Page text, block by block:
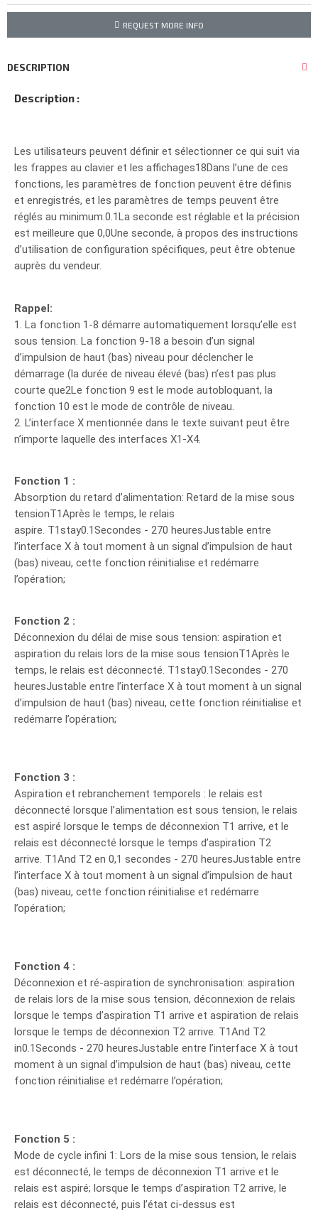
REQUEST MORE INFO
DESCRIPTION
Description :
Les utilisateurs peuvent définir et sélectionner ce qui suit via
les frappes au clavier et les affichages18Dans l’une de ces
fonctions, les paramètres de fonction peuvent être définis
et enregistrés, et les paramètres de temps peuvent être
réglés au minimum.0.1La seconde est réglable et la précision
est meilleure que 0,0Une seconde, à propos des instructions
d’utilisation de configuration spécifiques, peut être obtenue
auprès du vendeur.
Rappel:
1. La fonction 1-8 démarre automatiquement lorsqu’elle est
sous tension. La fonction 9-18 a besoin d’un signal
d’impulsion de haut (bas) niveau pour déclencher le
démarrage (la durée de niveau élevé (bas) n’est pas plus
courte que2Le fonction 9 est le mode autobloquant, la
fonction 10 est le mode de contrôle de niveau.
2. L’interface X mentionnée dans le texte suivant peut être
n’importe laquelle des interfaces X1-X4.
Fonction 1 :
Absorption du retard d’alimentation: Retard de la mise sous
tensionT1Après le temps, le relais
aspire. T1stay0.1Secondes - 270 heuresJustable entre
l’interface X à tout moment à un signal d’impulsion de haut
(bas) niveau, cette fonction réinitialise et redémarre
l’opération;
Fonction 2 :
Déconnexion du délai de mise sous tension: aspiration et
aspiration du relais lors de la mise sous tensionT1Après le
temps, le relais est déconnecté. T1stay0.1Secondes - 270
heuresJustable entre l’interface X à tout moment à un signal
d’impulsion de haut (bas) niveau, cette fonction réinitialise et
redémarre l’opération;
Fonction 3 :
Aspiration et rebranchement temporels : le relais est
déconnecté lorsque l’alimentation est sous tension, le relais
est aspiré lorsque le temps de déconnexion T1 arrive, et le
relais est déconnecté lorsque le temps d’aspiration T2
arrive. T1And T2 en 0,1 secondes - 270 heuresJustable entre
l’interface X à tout moment à un signal d’impulsion de haut
(bas) niveau, cette fonction réinitialise et redémarre
l’opération;
Fonction 4 :
Déconnexion et ré-aspiration de synchronisation: aspiration
de relais lors de la mise sous tension, déconnexion de relais
lorsque le temps d’aspiration T1 arrive et aspiration de relais
lorsque le temps de déconnexion T2 arrive. T1And T2
in0.1Seconds - 270 heuresJustable entre l’interface X à tout
moment à un signal d’impulsion de haut (bas) niveau, cette
fonction réinitialise et redémarre l’opération;
Fonction 5 :
Mode de cycle infini 1: Lors de la mise sous tension, le relais
est déconnecté, le temps de déconnexion T1 arrive et le
relais est aspiré; lorsque le temps d’aspiration T2 arrive, le
relais est déconnecté, puis l’état ci-dessus est